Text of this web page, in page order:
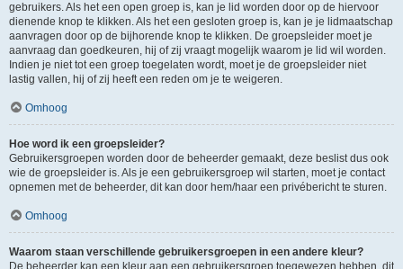
gebruikers. Als het een open groep is, kan je lid worden door op de hiervoor
dienende knop te klikken. Als het een gesloten groep is, kan je je lidmaatschap
aanvragen door op de bijhorende knop te klikken. De groepsleider moet je
aanvraag dan goedkeuren, hij of zij vraagt mogelijk waarom je lid wil worden.
Indien je niet tot een groep toegelaten wordt, moet je de groepsleider niet
lastig vallen, hij of zij heeft een reden om je te weigeren.
Omhoog
Hoe word ik een groepsleider?
Gebruikersgroepen worden door de beheerder gemaakt, deze beslist dus ook
wie de groepsleider is. Als je een gebruikersgroep wil starten, moet je contact
opnemen met de beheerder, dit kan door hem/haar een privébericht te sturen.
Omhoog
Waarom staan verschillende gebruikersgroepen in een andere kleur?
De beheerder kan een kleur aan een gebruikersgroep toegewezen hebben, dit